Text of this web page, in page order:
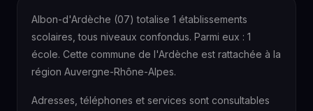
Albon-d'Ardèche (07) totalise 1 établissements
scolaires, tous niveaux confondus. Parmi eux : 1
école. Cette commune de l'Ardèche est rattachée à la
région Auvergne-Rhône-Alpes.
Adresses, téléphones et services sont consultables